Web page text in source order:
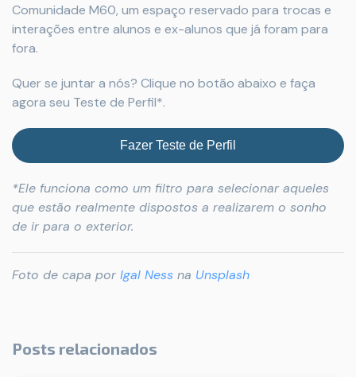
Comunidade M60, um espaço reservado para trocas e
interações entre alunos e ex-alunos que já foram para
fora.
Quer se juntar a nós? Clique no botão abaixo e faça
agora seu Teste de Perfil*.
Fazer Teste de Perfil
*Ele funciona como um filtro para selecionar aqueles
que estão realmente dispostos a realizarem o sonho
de ir para o exterior.
Foto de capa por Igal Ness na Unsplash
Posts relacionados